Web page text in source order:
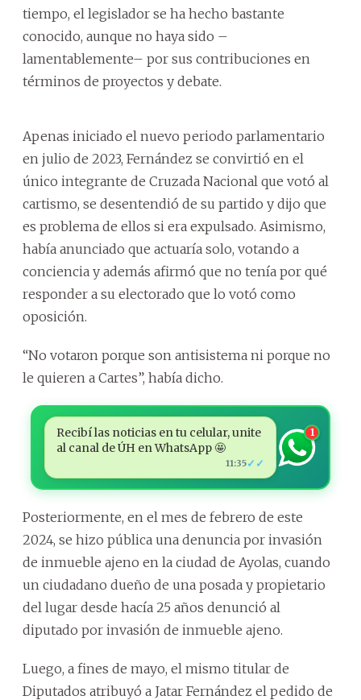
tiempo, el legislador se ha hecho bastante
conocido, aunque no haya sido –
lamentablemente– por sus contribuciones en
términos de proyectos y debate.
Apenas iniciado el nuevo periodo parlamentario
en julio de 2023, Fernández se convirtió en el
único integrante de Cruzada Nacional que votó al
cartismo, se desentendió de su partido y dijo que
es problema de ellos si era expulsado. Asimismo,
había anunciado que actuaría solo, votando a
conciencia y además afirmó que no tenía por qué
responder a su electorado que lo votó como
oposición.
“No votaron porque son antisistema ni porque no
le quieren a Cartes”, había dicho.
Recibí las noticias en tu celular, unite
al canal de ÚH en WhatsApp 🤩
11:35✓✓
1
Posteriormente, en el mes de febrero de este
2024, se hizo pública una denuncia por invasión
de inmueble ajeno en la ciudad de Ayolas, cuando
un ciudadano dueño de una posada y propietario
del lugar desde hacía 25 años denunció al
diputado por invasión de inmueble ajeno.
Luego, a fines de mayo, el mismo titular de
Diputados atribuyó a Jatar Fernández el pedido de